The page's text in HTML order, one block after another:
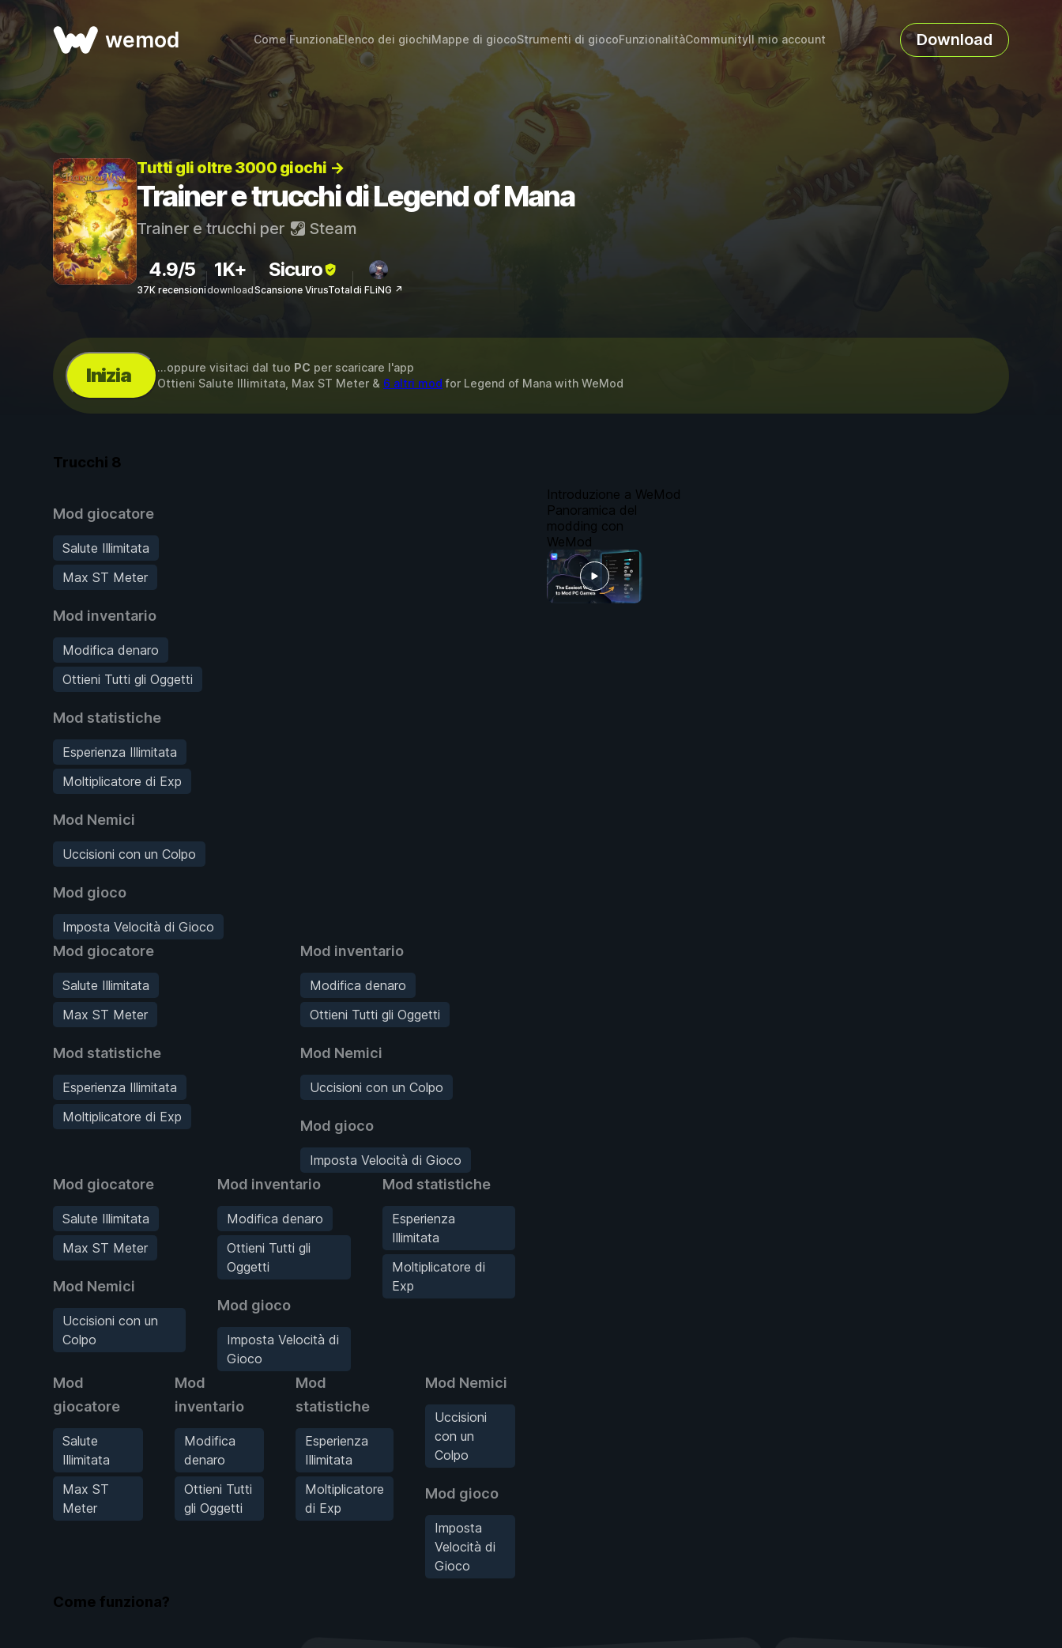
wemod Come FunzionaElenco dei giochiMappe di giocoStrumenti di giocoFunzionalitàCommunityIl mio account Download
Tutti gli oltre 3000 giochi →
Trainer e trucchi di Legend of Mana
Trainer e trucchi per Steam
4.9/5
37K recensioni
1K+
download
Sicuro
Scansione VirusTotaldi FLiNG ↗
Inizia ...oppure visitaci dal tuo PC per scaricare l'app
Ottieni Salute Illimitata, Max ST Meter & 6 altri mod for Legend of Mana with WeMod
Trucchi 8
Mod giocatore
Salute Illimitata
Max ST Meter
Mod inventario
Modifica denaro
Ottieni Tutti gli Oggetti
Mod statistiche
Esperienza Illimitata
Moltiplicatore di Exp
Mod Nemici
Uccisioni con un Colpo
Mod gioco
Imposta Velocità di Gioco
Mod giocatore
Salute Illimitata
Max ST Meter
Mod statistiche
Esperienza Illimitata
Moltiplicatore di Exp
Mod inventario
Modifica denaro
Ottieni Tutti gli Oggetti
Mod Nemici
Uccisioni con un Colpo
Mod gioco
Imposta Velocità di Gioco
Mod giocatore
Salute Illimitata
Max ST Meter
Mod Nemici
Uccisioni con un
Colpo
Mod inventario
Modifica denaro
Ottieni Tutti gli
Oggetti
Mod gioco
Imposta Velocità di
Gioco
Mod statistiche
Esperienza
Illimitata
Moltiplicatore di
Exp
Mod
giocatore
Salute
Illimitata
Max ST
Meter
Mod
inventario
Modifica
denaro
Ottieni Tutti
gli Oggetti
Mod
statistiche
Esperienza
Illimitata
Moltiplicatore
di Exp
Mod Nemici
Uccisioni
con un
Colpo
Mod gioco
Imposta
Velocità di
Gioco
Introduzione a WeMod
Panoramica del
modding con
WeMod
Come funziona?